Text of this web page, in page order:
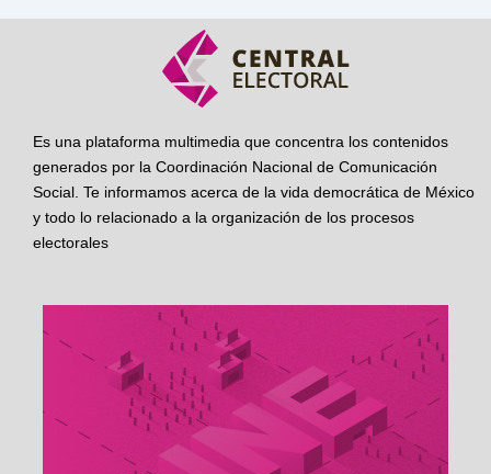
Es una plataforma multimedia que concentra los contenidos
generados por la Coordinación Nacional de Comunicación
Social. Te informamos acerca de la vida democrática de México
y todo lo relacionado a la organización de los procesos
electorales